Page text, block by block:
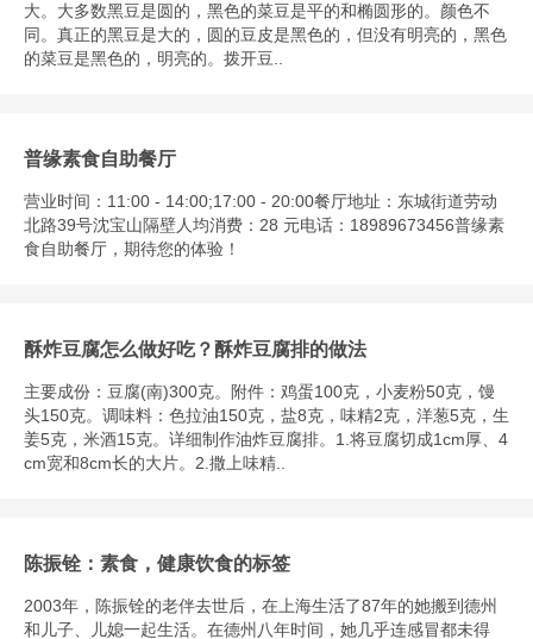
大。大多数黑豆是圆的，黑色的菜豆是平的和椭圆形的。颜色不
同。真正的黑豆是大的，圆的豆皮是黑色的，但没有明亮的，黑色
的菜豆是黑色的，明亮的。拨开豆..
普缘素食自助餐厅
营业时间：11:00 - 14:00;17:00 - 20:00餐厅地址：东城街道劳动
北路39号沈宝山隔壁人均消费：28 元电话：18989673456普缘素
食自助餐厅，期待您的体验！
酥炸豆腐怎么做好吃？酥炸豆腐排的做法
主要成份：豆腐(南)300克。附件：鸡蛋100克，小麦粉50克，馒
头150克。调味料：色拉油150克，盐8克，味精2克，洋葱5克，生
姜5克，米酒15克。详细制作油炸豆腐排。1.将豆腐切成1cm厚、4
cm宽和8cm长的大片。2.撒上味精..
陈振铨：素食，健康饮食的标签
2003年，陈振铨的老伴去世后，在上海生活了87年的她搬到德州
和儿子、儿媳一起生活。在德州八年时间，她几乎连感冒都未得